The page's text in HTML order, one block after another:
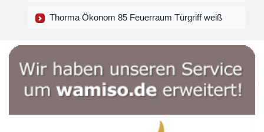
Thorma Ökonom 85 Feuerraum Türgriff weiß